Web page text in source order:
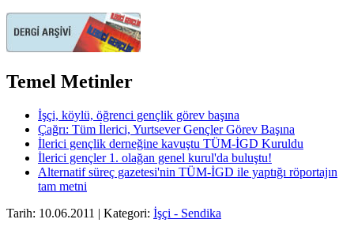
Temel Metinler
İşçi, köylü, öğrenci gençlik görev başına
Çağrı: Tüm İlerici, Yurtsever Gençler Görev Başına
İlerici gençlik derneğine kavuştu TÜM-İGD Kuruldu
İlerici gençler 1. olağan genel kurul'da buluştu!
Alternatif süreç gazetesi'nin TÜM-İGD ile yaptığı röportajın
tam metni
Tarih: 10.06.2011 | Kategori: İşçi - Sendika